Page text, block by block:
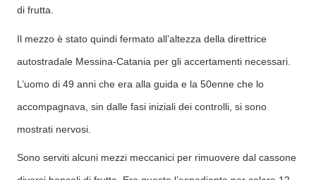
di frutta.
Il mezzo è stato quindi fermato all’altezza della direttrice
autostradale Messina-Catania per gli accertamenti necessari.
L’uomo di 49 anni che era alla guida e la 50enne che lo
accompagnava, sin dalle fasi iniziali dei controlli, si sono
mostrati nervosi.
Sono serviti alcuni mezzi meccanici per rimuovere dal cassone